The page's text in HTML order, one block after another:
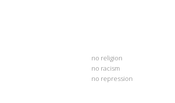
no religion
no racism
no repression